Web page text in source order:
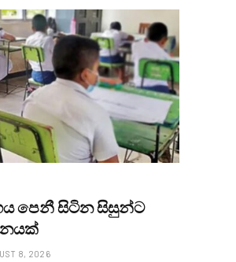
පෙනී සිටින සිසුන්ට
8, 2026